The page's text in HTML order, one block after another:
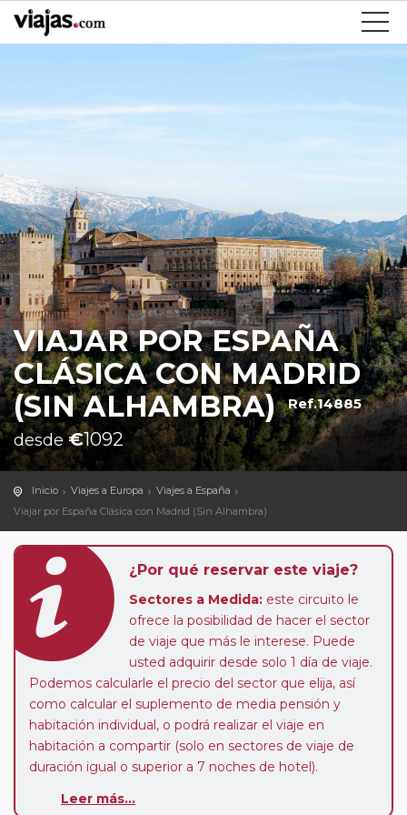
VIAJAR POR ESPAÑA
CLÁSICA CON MADRID
(SIN ALHAMBRA) Ref.14885
desde€1092
Inicio Viajes a Europa
Viajes a España
Viajar por España Clásica con Madrid (Sin Alhambra)
¿Por qué reservar este viaje?
Sectores a Medida: este circuito le
ofrece la posibilidad de hacer el sector
de viaje que más le interese. Puede
usted adquirir desde solo 1 día de viaje.
Podemos calcularle el precio del sector que elija, así
como calcular el suplemento de media pensión y
habitación individual, o podrá realizar el viaje en
habitación a compartir (solo en sectores de viaje de
duración igual o superior a 7 noches de hotel).
de que usted pueda programar una o más paradas en
Leer más...